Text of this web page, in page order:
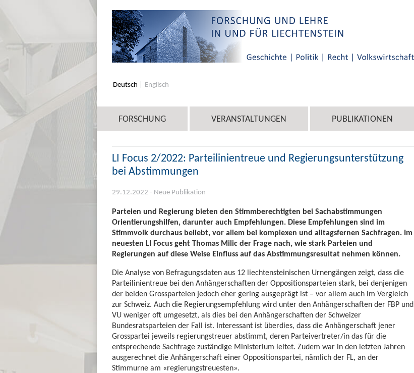
Deutsch Englisch
FORSCHUNG VERANSTALTUNGEN PUBLIKATIONEN
LI Focus 2/2022: Parteilinientreue und Regierungsunterstützung
bei Abstimmungen
29.12.2022 - Neue Publikation
Parteien und Regierung bieten den Stimmberechtigten bei Sachabstimmungen
Orientierungshilfen, darunter auch Empfehlungen. Diese Empfehlungen sind im
Stimmvolk durchaus beliebt, vor allem bei komplexen und alltagsfernen Sachfragen. Im
neuesten LI Focus geht Thomas Milic der Frage nach, wie stark Parteien und
Regierungen auf diese Weise Einfluss auf das Abstimmungsresultat nehmen können.
Die Analyse von Befragungsdaten aus 12 liechtensteinischen Urnengängen zeigt, dass die
Parteilinientreue bei den Anhängerschaften der Oppositionsparteien stark, bei denjenigen
der beiden Grossparteien jedoch eher gering ausgeprägt ist – vor allem auch im Vergleich
zur Schweiz. Auch die Regierungsempfehlung wird unter den Anhängerschaften der FBP und
VU weniger oft umgesetzt, als dies bei den Anhängerschaften der Schweizer
Bundesratsparteien der Fall ist. Interessant ist überdies, dass die Anhängerschaft jener
Grosspartei jeweils regierungstreuer abstimmt, deren Parteivertreter/in das für die
entsprechende Sachfrage zuständige Ministerium leitet. Zudem war in den letzten Jahren
ausgerechnet die Anhängerschaft einer Oppositionspartei, nämlich der FL, an der
Stimmurne am «regierungstreuesten».